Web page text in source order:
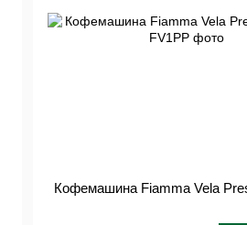
Кофемашина Fiamma Vela